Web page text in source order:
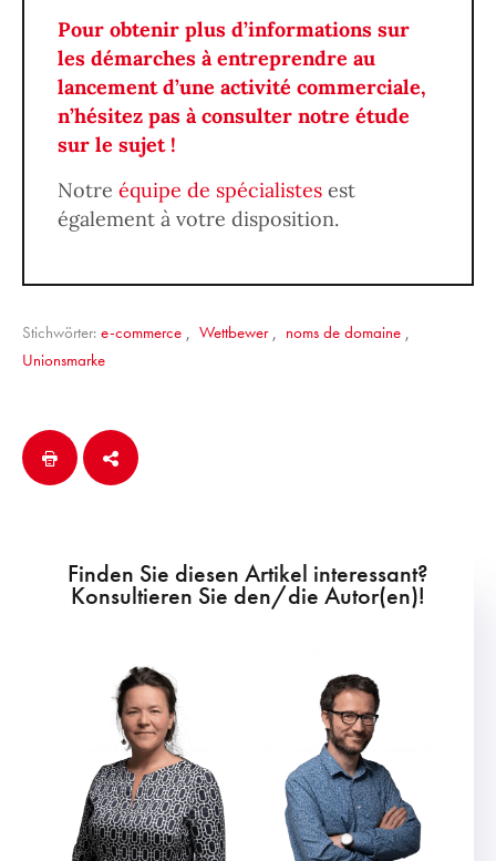
Pour obtenir plus d’informations sur
les démarches à entreprendre au
lancement d’une activité commerciale,
n’hésitez pas à consulter notre étude
sur le sujet !
Notre équipe de spécialistes est
également à votre disposition.
Stichwörter: e-commerce , Wettbewer, noms de domaine ,
Unionsmarke
Finden Sie diesen Artikel interessant?
Konsultieren Sie den/die Autor(en)!